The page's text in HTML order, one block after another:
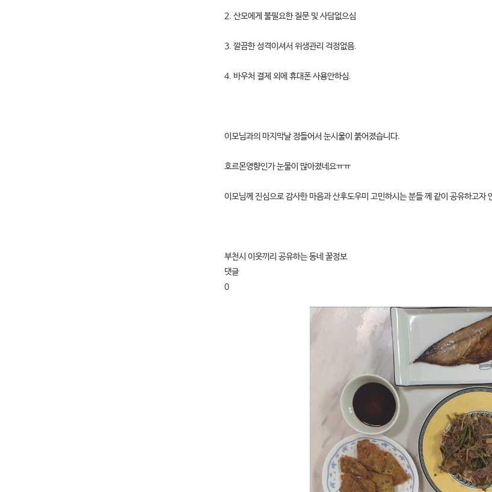
2. 산모에게 불필요한 질문 및 사담없으심
3. 깔끔한 성격이셔서 위생관리 걱정없음.
4. 바우처 결제 외에 휴대폰 사용안하심.
이모님과의 마지막날 정들어서 눈시울이 붉어졌습니다.
호르몬영향인가 눈물이 많아졌네요ㅠㅠ
이모님께 진심으로 감사한 마음과 산후도우미 고민하시는 분들 께 같이 공유하고자
부천시 이웃끼리 공유하는 동네 꿀정보
댓글
0